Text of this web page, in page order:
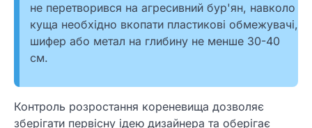
не перетворився на агресивний бур'ян, навколо
куща необхідно вкопати пластикові обмежувачі,
шифер або метал на глибину не менше 30-40
см.
Контроль розростання кореневища дозволяє
зберігати первісну ідею дизайнера та оберігає